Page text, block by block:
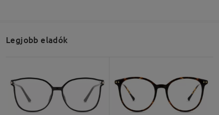
Olvassa el az összes
Legjobb eladók